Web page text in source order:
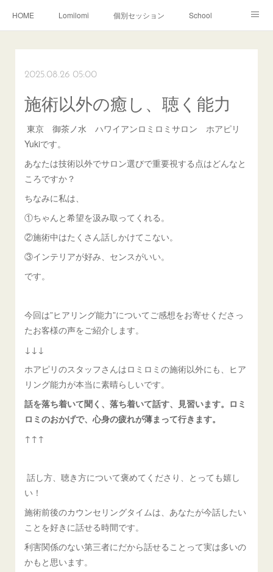
HOME Lomilomi 個別セッション School
School無料説明会
2025.08.26 05:00
施術以外の癒し、聴く能力
東京 御茶ノ水 ハワイアンロミロミサロン ホアピリ
Yukiです。
あなたは技術以外でサロン選びで重要視する点はどんなと
ころですか？
ちなみに私は、
①ちゃんと希望を汲み取ってくれる。
②施術中はたくさん話しかけてこない。
③インテリアが好み、センスがいい。
です。
今回は”ヒアリング能力”についてご感想をお寄せくださっ
たお客様の声をご紹介します。
↓↓↓
ホアピリのスタッフさんはロミロミの施術以外にも、ヒア
リング能力が本当に素晴らしいです。
話を落ち着いて聞く、落ち着いて話す、見習います。ロミ
ロミのおかげで、心身の疲れが薄まって行きます。
↑↑↑
話し方、聴き方について褒めてくださり、とっても嬉し
い！
施術前後のカウンセリングタイムは、あなたが今話したい
ことを好きに話せる時間です。
利害関係のない第三者にだから話せることって実は多いの
かもと思います。